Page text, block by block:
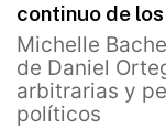
continuo de
Michelle
de Daniel
arbitrarias y
políticos